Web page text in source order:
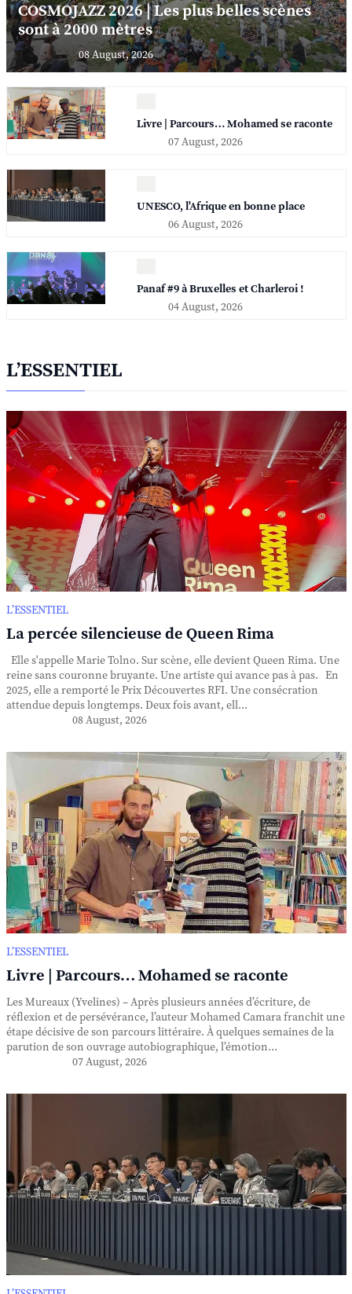
COSMOJAZZ 2026 | Les plus belles scènes
sont à 2000 mètres
08 August, 2026
Livre | Parcours… Mohamed se raconte
07 August, 2026
UNESCO, l'Afrique en bonne place
06 August, 2026
Panaf #9 à Bruxelles et Charleroi !
04 August, 2026
L’ESSENTIEL
L’ESSENTIEL
La percée silencieuse de Queen Rima
Elle s'appelle Marie Tolno. Sur scène, elle devient Queen Rima. Une
reine sans couronne bruyante. Une artiste qui avance pas à pas. En
2025, elle a remporté le Prix Découvertes RFI. Une consécration
attendue depuis longtemps. Deux fois avant, ell...
08 August, 2026
L’ESSENTIEL
Livre | Parcours… Mohamed se raconte
Les Mureaux (Yvelines) – Après plusieurs années d’écriture, de
réflexion et de persévérance, l’auteur Mohamed Camara franchit une
étape décisive de son parcours littéraire. À quelques semaines de la
parution de son ouvrage autobiographique, l’émotion...
07 August, 2026